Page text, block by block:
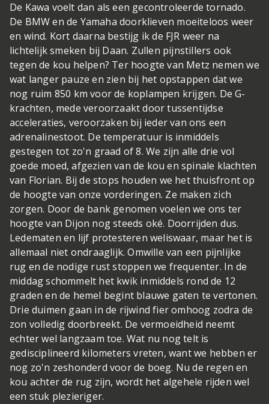
De Kawa voelt dan als een gecontroleerde tornado.
De BMW en de Yamaha doorklieven moeiteloos weer
en wind. Kort daarna bestijg ik de FJR weer na
lichtelijk smeken bij Daan. Zullen pijnstillers ook
tegen de kou helpen? Ter hoogte van Metz nemen we
wat langer pauze en zien bij het opstappen dat we
nog ruim 850 km voor de koplampen krijgen. De G-
krachten, mede veroorzaakt door tussentijdse
acceleraties, veroorzaken bij ieder van ons een
adrenalinestoot. De temperatuur is inmiddels
gestegen tot zo'n graad of 8. We zijn alle drie vol
goede moed, afgezien van de kou en spinale klachten
van Florian. Bij de stops houden we het thuisfront op
de hoogte van onze vorderingen. Ze maken zich
zorgen. Door de bank genomen voelen we ons ter
hoogte van Dijon nog steeds oké. Doorrijden dus.
Ledematen en lijf protesteren weliswaar, maar het is
allemaal niet ondraaglijk. Omwille van een pijnlijke
rug en de nodige rust stoppen we frequenter. In de
middag schommelt het kwik inmiddels rond de 12
graden en de hemel begint blauwe gaten te vertonen.
Drie duimen gaan in de rijwind fier omhoog zodra de
zon volledig doorbreekt. De vermoeidheid neemt
echter wel langzaam toe. Wat nu nog telt is
gedisciplineerd kilometers vreten, want we hebben er
nog zo'n zeshonderd voor de boeg. Nu de regen en
kou achter de rug zijn, wordt het algehele rijden wel
een stuk plezieriger.